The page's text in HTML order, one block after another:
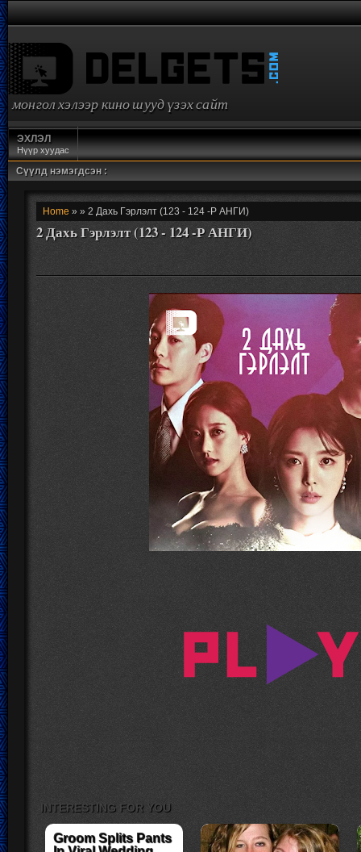
монгол хэлээр кино шууд үзэх сайт
ЭХЛЭЛ
Нүүр хуудас
Сүүлд нэмэгдсэн :
Home » » 2 Дахь Гэрлэлт (123 - 124 -Р АНГИ)
2 Дахь Гэрлэлт (123 - 124 -Р АНГИ)